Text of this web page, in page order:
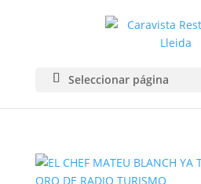
Seleccionar página